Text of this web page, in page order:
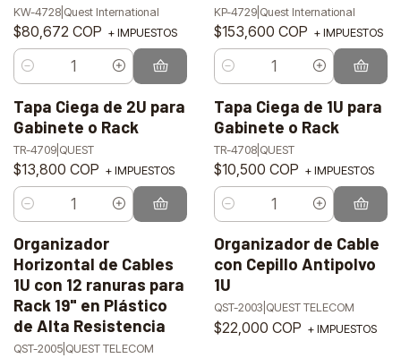
KW-4728| Quest International
$80,672 COP + IMPUESTOS
Cantidad
KP-4729| Quest International
$153,600 COP + IMPUESTOS
Cantidad
Tapa Ciega de 2U para
Gabinete o Rack
TR-4709| QUEST
$13,800 COP + IMPUESTOS
Cantidad
Tapa Ciega de 1U para
Gabinete o Rack
TR-4708| QUEST
$10,500 COP + IMPUESTOS
Cantidad
Organizador
Horizontal de Cables
1U con 12 ranuras para
Rack 19" en Plástico
de Alta Resistencia
QST-2005| QUEST TELECOM
Organizador de Cable
con Cepillo Antipolvo
1U
QST-2003 QUEST TELECOM
$22,000 COP + IMPUESTOS